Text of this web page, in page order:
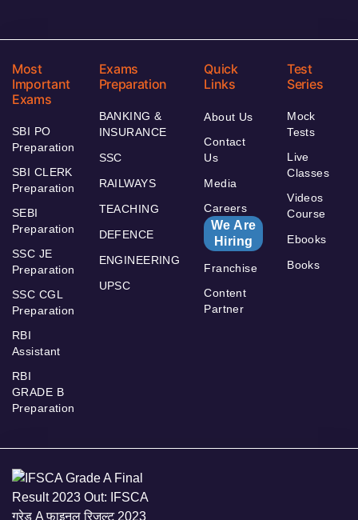
Most
Important
Exams
SBI PO
Preparation
SBI CLERK
Preparation
SEBI
Preparation
SSC JE
Preparation
SSC CGL
Preparation
RBI
Assistant
RBI
GRADE B
Preparation
Exams
Preparation
BANKING &
INSURANCE
SSC
RAILWAYS
TEACHING
DEFENCE
ENGINEERING
UPSC
Quick
Links
About Us
Contact
Us
Media
Careers
We Are
Hiring
Franchise
Content
Partner
Test
Series
Mock
Tests
Live
Classes
Videos
Course
Ebooks
Books